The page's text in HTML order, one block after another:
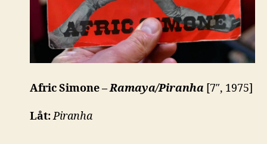
Afric Simone –Ramaya/Piranha [7″, 1975]
Låt:Piranha